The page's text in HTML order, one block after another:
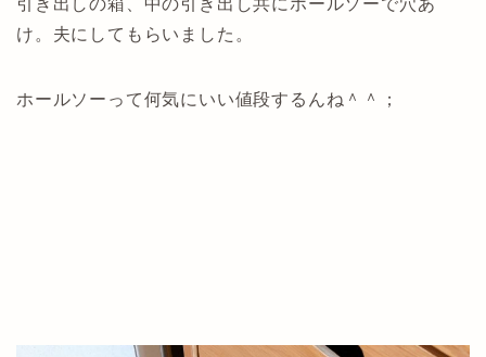
け。夫にしてもらいました。
ホールソーって何気にいい値段するんね＾＾；